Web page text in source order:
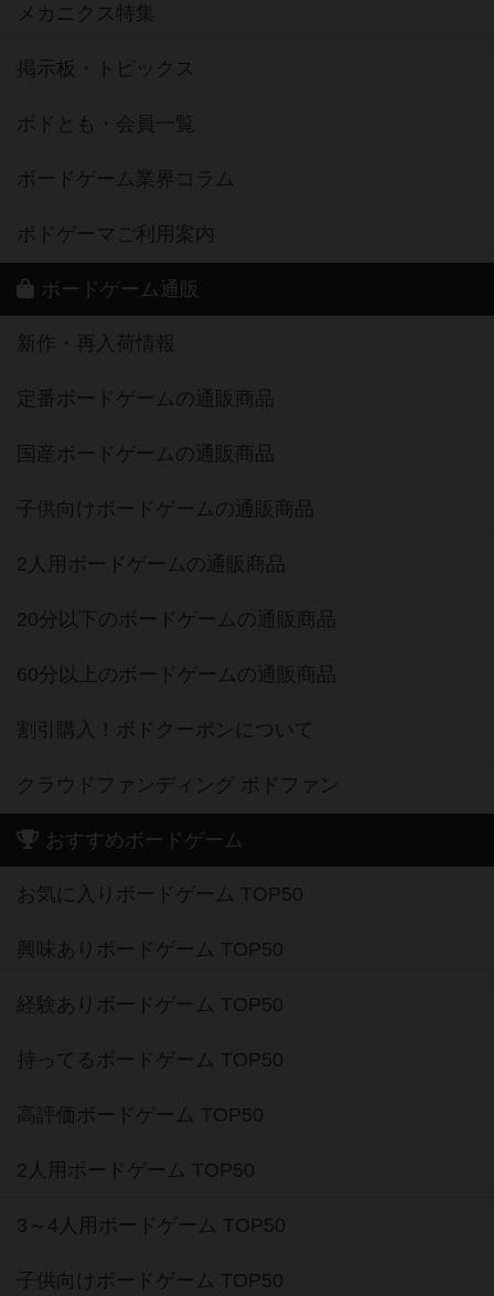
メカニクス特集
掲示板・トピックス
ボドとも・会員一覧
ボードゲーム業界コラム
ボドゲーマご利用案内
ボードゲーム通販
新作・再入荷情報
定番ボードゲームの通販商品
国産ボードゲームの通販商品
子供向けボードゲームの通販商品
2人用ボードゲームの通販商品
20分以下のボードゲームの通販商品
60分以上のボードゲームの通販商品
割引購入！ボドクーポンについて
クラウドファンディング ボドファン
おすすめボードゲーム
お気に入りボードゲーム TOP50
興味ありボードゲーム TOP50
経験ありボードゲーム TOP50
持ってるボードゲーム TOP50
高評価ボードゲーム TOP50
2人用ボードゲーム TOP50
3～4人用ボードゲーム TOP50
子供向けボードゲーム TOP50